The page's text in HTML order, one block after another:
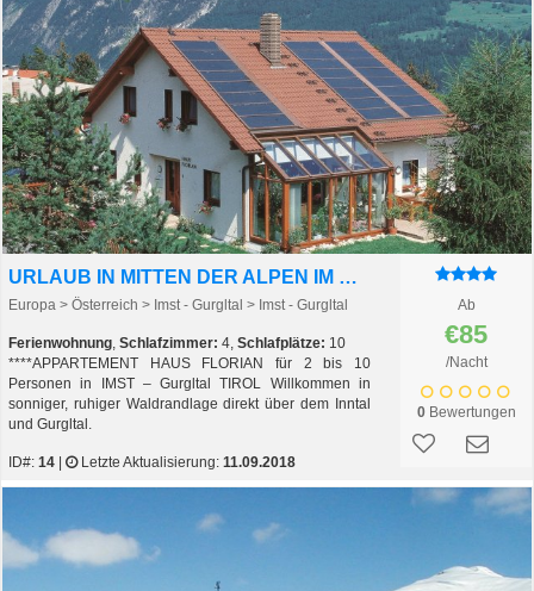
URLAUB IN MITTEN DER ALPEN IM TIROLER OBERLAND
Europa > Österreich > Imst - Gurgltal > Imst - Gurgltal
Ferienwohnung, Schlafzimmer: 4, Schlafplätze: 10
****APPARTEMENT HAUS FLORIAN für 2 bis 10
Personen in IMST – Gurgltal TIROL Willkommen in
sonniger, ruhiger Waldrandlage direkt über dem Inntal
und Gurgltal.
ID#: 14 Letzte Aktualisierung: 11.09.2018
Ab
€85
/Nacht
0Bewertungen